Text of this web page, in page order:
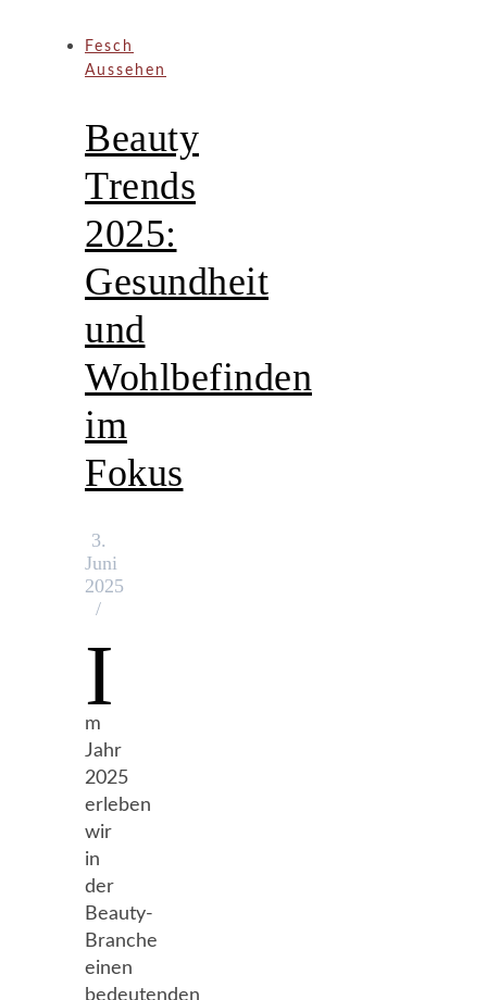
Fesch
Aussehen
Beauty
Trends
2025:
Gesundheit
und
Wohlbefinden
im
Fokus
3.
Juni
2025
/
I
m
Jahr
2025
erleben
wir
in
der
Beauty-
Branche
einen
bedeutenden